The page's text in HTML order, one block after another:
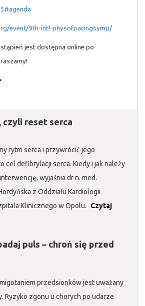
event/9th-intl-physofpacingsymp/
jest dostępna online po
reset serca
rytm serca i przywrócić jego
cel defibrylacji serca. Kiedy i jak należy
wyjaśnia dr n. med.
z Oddziału Kardiologii
Klinicznego w Opolu.
Czytaj
puls – chroń się przed
przedsionków jest uważany
Ryzyko zgonu u chorych po udarze